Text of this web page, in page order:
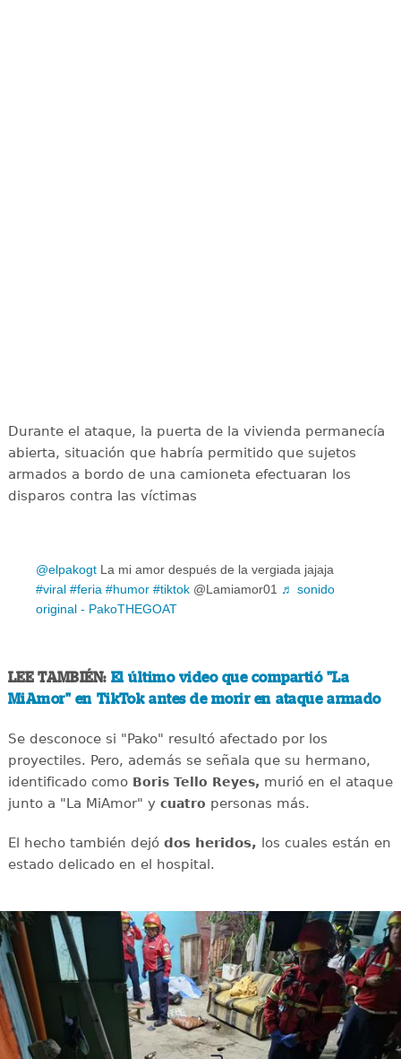
Durante el ataque, la puerta de la vivienda permanecía
abierta, situación que habría permitido que sujetos
armados a bordo de una camioneta efectuaran los
disparos contra las víctimas
@elpakogt La mi amor después de la vergiada jajaja
#viral #feria #humor #tiktok @Lamiamor01 ♬ sonido
original - PakoTHEGOAT
LEE TAMBIÉN:El último video que compartió "La
MiAmor" en TikTok antes de morir en ataque armado
Se desconoce si "Pako" resultó afectado por los
proyectiles. Pero, además se señala que su hermano,
identificado comoBoris Tello Reyes, murió en el ataque
junto a "La MiAmor" y cuatro personas más.
El hecho también dejó dos heridos, los cuales están en
estado delicado en el hospital.